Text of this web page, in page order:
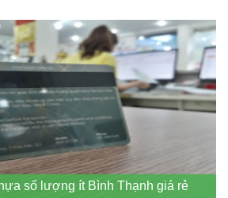
số lượng ít Bình Thạnh giá rẻ